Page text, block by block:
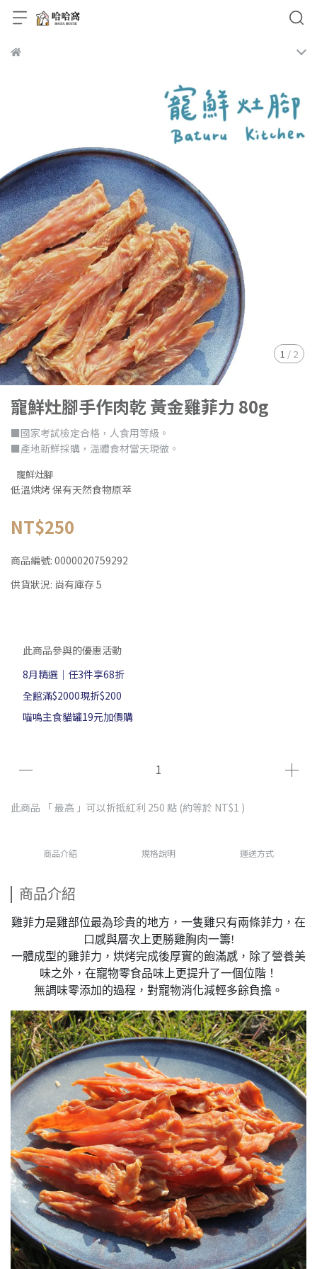
1 / 2
寵鮮灶腳手作肉乾 黃金雞菲力 80g
■國家考試檢定合格，人食用等級。
■產地新鮮採購，溫體食材當天現做。
寵鮮灶腳
低溫烘烤 保有天然食物原萃
NT$250
商品編號: 0000020759292
供貨狀況: 尚有庫存 5
此商品參與的優惠活動
8月精選｜任3件享68折
全館滿$2000現折$200
喵嗚主食貓罐19元加價購
此商品 「 最高 」可以折抵紅利 250 點 (約等於 NT$1 )
商品介紹 規格說明 運送方式
商品介紹
雞菲力是雞部位最為珍貴的地方，一隻雞只有兩條菲力，在
口感與層次上更勝雞胸肉一籌!
一體成型的雞菲力，烘烤完成後厚實的飽滿感，除了營養美
味之外，在寵物零食品味上更提升了一個位階！
無調味零添加的過程，對寵物消化減輕多餘負擔。